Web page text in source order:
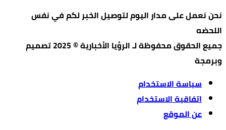
نحن نعمل على مدار اليوم لتوصيل الخبر لكم في نفس
اللحضه
جميع الحقوق محفوظة لـ الرؤيا الأخبارية © 2025 تصميم
وبرمجة
سياسة الاستخدام
اتفاقية الاستخدام
عن الموقع